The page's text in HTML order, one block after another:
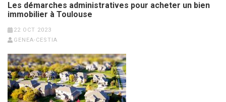
Les démarches administratives pour acheter un bien
immobilier à Toulouse
22 OCT 2023
GENEA-CESTIA